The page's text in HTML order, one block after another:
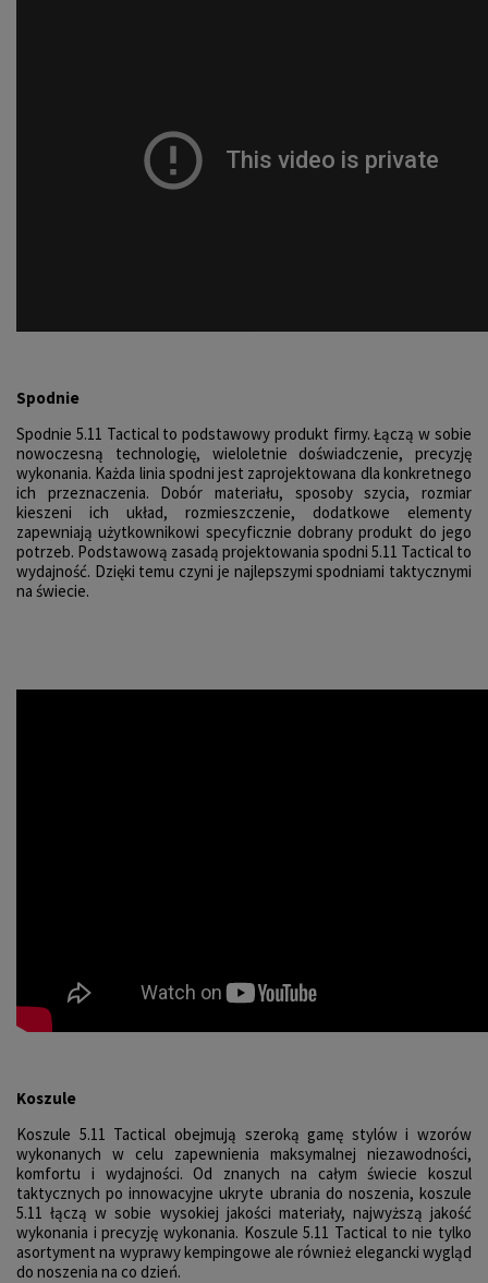
Spodnie
Spodnie 5.11 Tactical to podstawowy produkt firmy. Łączą w sobie
nowoczesną technologię, wieloletnie doświadczenie, precyzję
wykonania. Każda linia spodni jest zaprojektowana dla konkretnego
ich przeznaczenia. Dobór materiału, sposoby szycia, rozmiar
kieszeni ich układ, rozmieszczenie, dodatkowe elementy
zapewniają użytkownikowi specyficznie dobrany produkt do jego
potrzeb. Podstawową zasadą projektowania spodni 5.11 Tactical to
wydajność. Dzięki temu czyni je najlepszymi spodniami taktycznymi
na świecie.
Koszule
Koszule 5.11 Tactical obejmują szeroką gamę stylów i wzorów
wykonanych w celu zapewnienia maksymalnej niezawodności,
komfortu i wydajności. Od znanych na całym świecie koszul
taktycznych po innowacyjne ukryte ubrania do noszenia, koszule
5.11 łączą w sobie wysokiej jakości materiały, najwyższą jakość
wykonania i precyzję wykonania. Koszule 5.11 Tactical to nie tylko
asortyment na wyprawy kempingowe ale również elegancki wygląd
do noszenia na co dzień.